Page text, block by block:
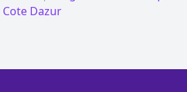
Cote Dazur